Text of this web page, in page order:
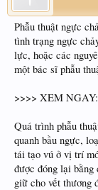
Phẫu thuật ngực
tình trạng ngực
lực, hoặc các
một bác sĩ phẫu
>>>> XEM NGAY:
Quá trình phẫu
quanh bầu ngực,
tái tạo vú ở vị trí
được đóng lại bằng
giữ cho vết thương